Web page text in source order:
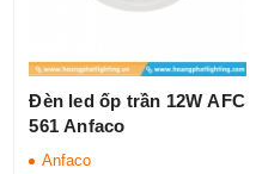
Đèn led ốp trần 12W AFC
561 Anfaco
Anfaco